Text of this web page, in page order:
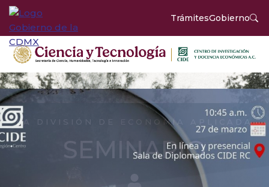
TrámitesGobierno
LA DIVISIÓN DE ECONOMÍA APLICADA
SEMINARIO